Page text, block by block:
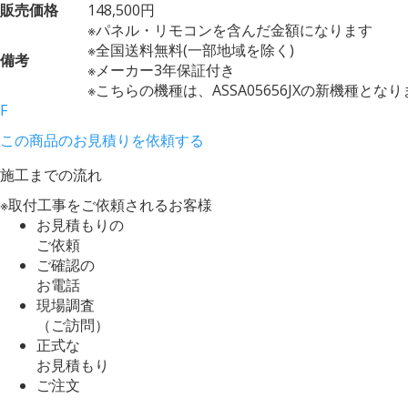
販売価格 148,500円
備考
※パネル・リモコンを含んだ金額になります
※全国送料無料(一部地域を除く)
※メーカー3年保証付き
※こちらの機種は、ASSA05656JXの新機種となり
F
この商品のお見積りを依頼する
施工までの流れ
※取付工事をご依頼されるお客様
お見積もりの
ご依頼
ご確認の
お電話
現場調査
（ご訪問）
正式な
お見積もり
ご注文